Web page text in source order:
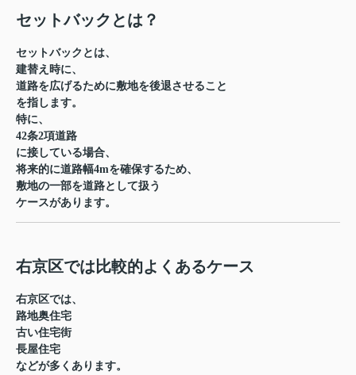
セットバックとは？
セットバックとは、
建替え時に、
道路を広げるために敷地を後退させること
を指します。
特に、
42条2項道路
に接している場合、
将来的に道路幅4mを確保するため、
敷地の一部を道路として扱う
ケースがあります。
右京区では比較的よくあるケース
右京区では、
路地奥住宅
古い住宅街
長屋住宅
などが多くあります。